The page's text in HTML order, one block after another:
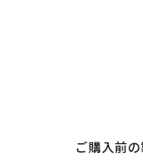
ご購入前